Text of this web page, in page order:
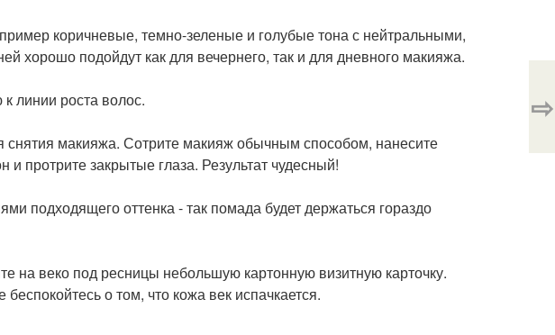
коричневые, темно-зеленые и голубые тона с нейтральными,
хорошо подойдут как для вечернего, так и для дневного макияжа.
линии роста волос.
снятия макияжа. Сотрите макияж обычным способом, нанесите
протрите закрытые глаза. Результат чудесный!
подходящего оттенка - так помада будет держаться гораздо
на веко под ресницы небольшую картонную визитную карточку.
о том, что кожа век испачкается.
⇨